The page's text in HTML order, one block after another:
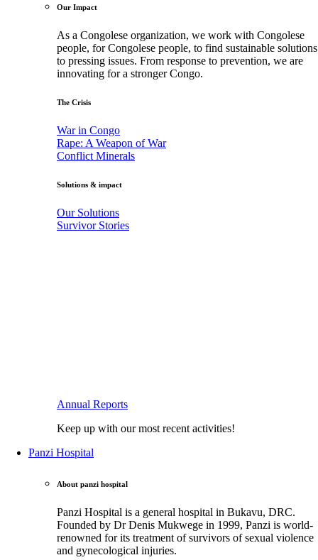
Our Impact
As a Congolese organization, we work with Congolese
people, for Congolese people, to find sustainable solutions
to pressing issues. From response to prevention, we are
innovating for a stronger Congo.
The Crisis
War in Congo
Rape: A Weapon of War
Conflict Minerals
Solutions & impact
Our Solutions
Survivor Stories
Annual Reports
Keep up with our most recent activities!
Panzi Hospital
About panzi hospital
Panzi Hospital is a general hospital in Bukavu, DRC.
Founded by Dr Denis Mukwege in 1999, Panzi is world-
renowned for its treatment of survivors of sexual violence
and gynecological injuries.